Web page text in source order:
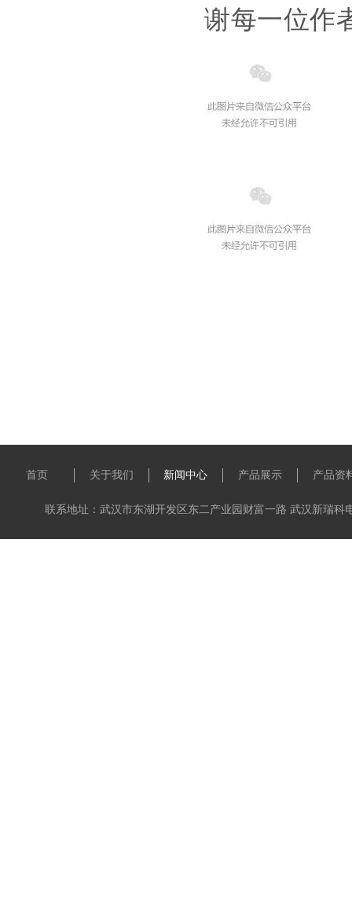
谢每一位作
首页 关于我们 新闻中心 产品展示 产品资
联系地址：武汉市东湖开发区东二产业园财富一路 武汉新瑞